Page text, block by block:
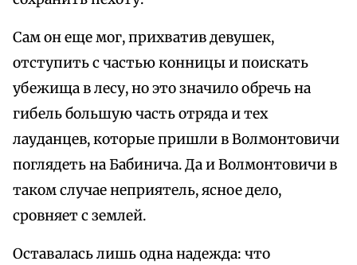
Сам он еще мог, прихватив девушек,
отступить с частью конницы и поискать
убежища в лесу, но это значило обречь на
гибель большую часть отряда и тех
лауданцев, которые пришли в Волмонтовичи
поглядеть на Бабинича. Да и Волмонтовичи в
таком случае неприятель, ясное дело,
сровняет с землей.
Оставалась лишь одна надежда: что